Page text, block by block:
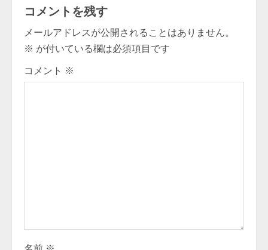
n
u
e
n
コメントを残す
メールアドレスが公開されることはありません。
※ が付いている欄は必須項目です
コメント ※